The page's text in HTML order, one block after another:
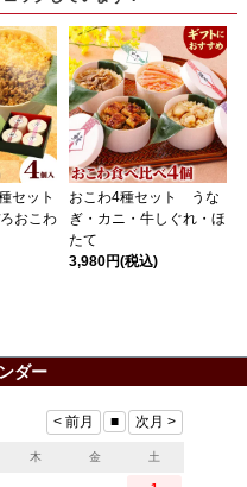
セット
おこわ
おこわ4種セット うな
ぎ・カニ・牛しぐれ・ほ
たて
3,980円(税込)
ダー